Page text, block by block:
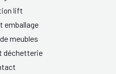
lift
emballage
meubles
déchetterie